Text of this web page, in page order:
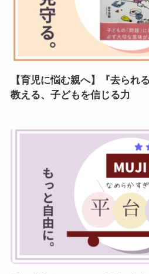
【育児に悩む親へ】『去られ
教える、子どもを信じる力